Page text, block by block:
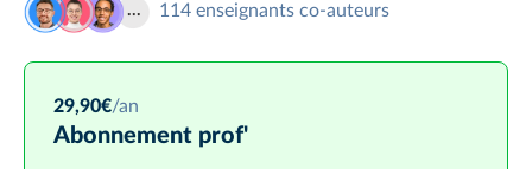
114 enseignants co-auteurs
29,90€/an
Abonnement prof'